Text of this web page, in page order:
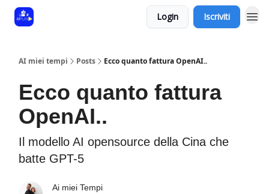
Login Iscriviti
AI miei tempi Posts Ecco quanto fattura OpenAI..
Ecco quanto fattura
OpenAI..
Il modello AI opensource della Cina che
batte GPT-5
Ai miei Tempi